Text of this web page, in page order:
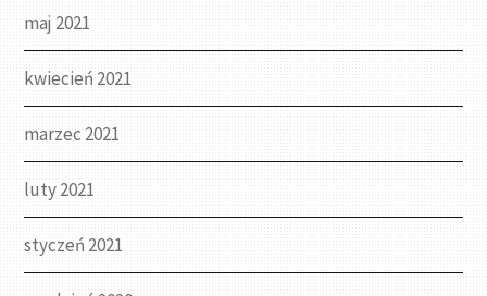
maj 2021
kwiecień 2021
marzec 2021
luty 2021
styczeń 2021